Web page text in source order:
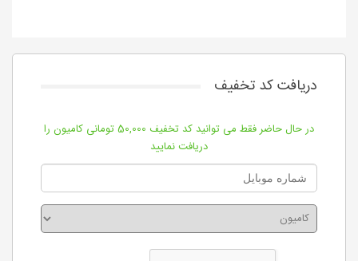
دریافت کد تخفیف
در حال حاضر فقط می توانید کد تخفیف 50,000 تومانی کامیون را
دریافت نمایید